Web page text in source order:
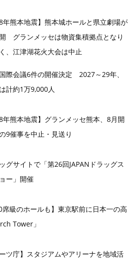
8年熊本地震】熊本城ホールと県立劇場が
グランメッセは物資集積拠点となり
、江津湖花火大会は中止
際会議6件の開催決定 2027～29年、
計約1万9,000人
8年熊本地震】グランメッセ熊本、8月開
9催事を中止・見送り
グサイトで「第26回JAPANドラッグス
ー」開催
席級のホールも】東京駅前に日本一の高
Tower」
ーツ庁】スタジアムやアリーナを地域活